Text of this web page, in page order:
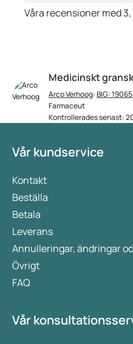
Medicinskt
Arco Verhoog:BIG:
Farmaceut
Kontrollerades senast:
Våra recensioner med
Vår kundservice
Kontakt
Beställa
Betala
Leverans
Annulleringar, ändringar
Övrigt
FAQ
Vår